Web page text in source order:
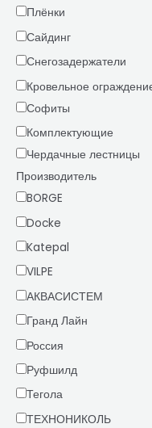
Плёнки
Сайдинг
Снегозадержатели
Кровельное
Софиты
Комплектующие
Чердачные лестницы
Производитель
BORGE
Docke
Katepal
VILPE
АКВАСИСТЕМ
Гранд Лайн
Россия
Руфшилд
Тегола
ТЕХНОНИКОЛЬ